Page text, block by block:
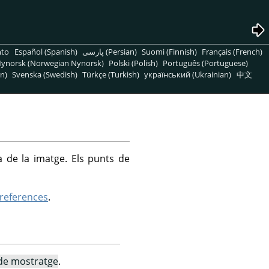
Español (Spanish) پارسی (Persian) Suomi (Finnish) Français (French)
(Norwegian Nynorsk) Polski (Polish) Português (Portuguese)
Svenska (Swedish) Türkçe (Turkish) український (Ukrainian) 中文
de la imatge. Els punts de
.
mostratge.